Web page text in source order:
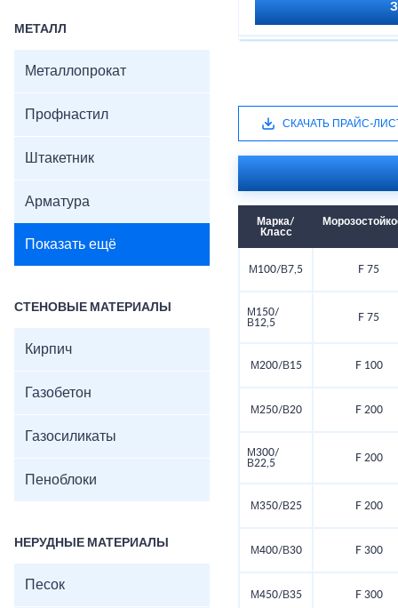
МЕТАЛЛ
Металлопрокат
Профнастил
Штакетник
Арматура
Показать ещё
СТЕНОВЫЕ МАТЕРИАЛЫ
Кирпич
Газобетон
Газосиликаты
Пеноблоки
НЕРУДНЫЕ МАТЕРИАЛЫ
Песок
СКАЧАТЬ ПРАЙС-
Марка/
Класс
М100/В7,5 F 75
М150/
В12,5
F 75
М200/В15 F 100
М250/В20 F 200
М300/
В22,5
F 200
М350/В25 F 200
М400/В30 F 300
М450/В35 F 300